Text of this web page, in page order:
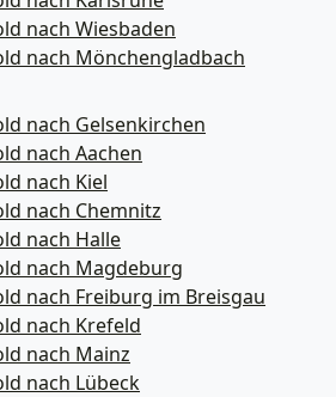
nach Wiesbaden
nach Mönchen­gladbach
nach Gelsenkirchen
nach Aachen
nach Kiel
nach Chemnitz
nach Halle
nach Magdeburg
nach Freiburg im Breisgau
nach Krefeld
nach Mainz
nach Lübeck